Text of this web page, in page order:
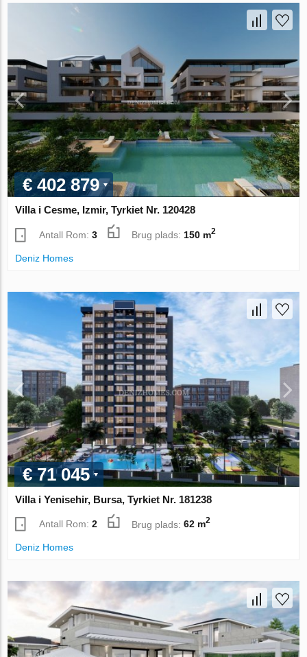
€ 402 879
Villa i Cesme, Izmir, Tyrkiet Nr. 120428
Antall Rom:3 Brug plads: 150 m2
Deniz Homes
€ 71 045
Villa i Yenisehir, Bursa, Tyrkiet Nr. 181238
Antall Rom:2 Brug plads:62 m2
Deniz Homes